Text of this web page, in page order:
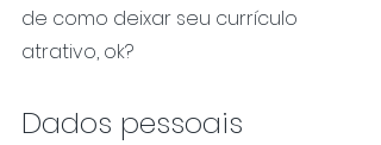
de como deixar seu currículo
atrativo, ok?
Dados pessoais